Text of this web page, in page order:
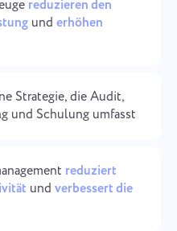
Việt
reduzieren den
underhöhen
Strategie, die Audit,
und Schulung umfasst
reduziert
undverbessert die
Sie Benutzer ein und
zu optimieren.